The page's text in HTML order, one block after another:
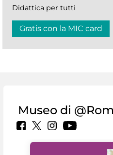
Didattica per tutti
Gratis con la MIC card
Museo di